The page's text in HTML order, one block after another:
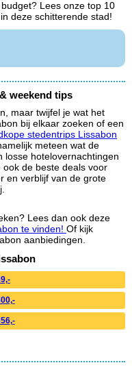
Lees onze top 10
deze schitterende stad!
weekend tips
maar twijfel je wat het
bij elkaar zoeken of een
stedentrips Lissabon
meteen wat de
losse hotelovernachtingen
de beste deals voor
en verblijf van de grote
Lees dan ook deze
te vinden! Of kijk
aanbiedingen.